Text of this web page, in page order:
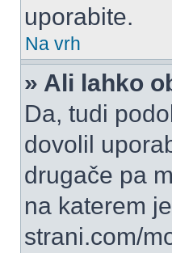
uporabite.
Na vrh
» Ali lahko
Da, tudi
dovolil
drugače pa
na katerem
strani.com/